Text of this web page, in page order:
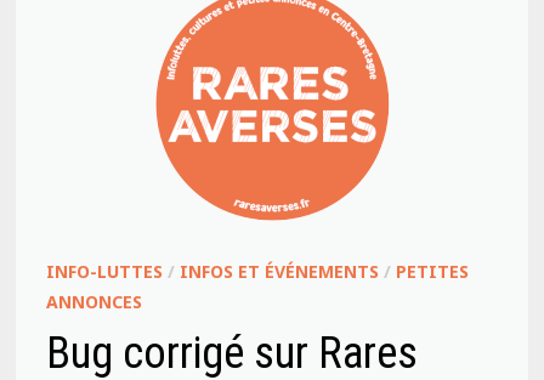
INFO-LUTTES / INFOS ET ÉVÉNEMENTS / PETITES
ANNONCES
Bug corrigé sur Rares